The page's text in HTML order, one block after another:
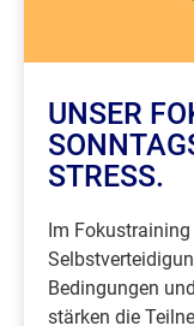
UNSER
STRESS.
Im
Bedingungen
stärken die